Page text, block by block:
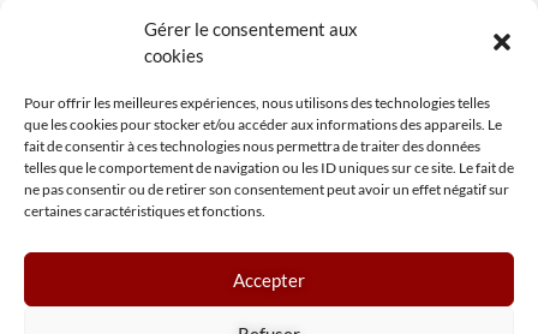
Gérer le consentement aux
cookies
Pour offrir les meilleures expériences, nous utilisons des technologies telles
que les cookies pour stocker et/ou accéder aux informations des appareils. Le
fait de consentir à ces technologies nous permettra de traiter des données
telles que le comportement de navigation ou les ID uniques sur ce site. Le fait de
ne pas consentir ou de retirer son consentement peut avoir un effet négatif sur
certaines caractéristiques et fonctions.
Accepter
INSIGHT NPA
Mentions légales